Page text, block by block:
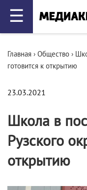
☰
Главная › Общество ›
готовится к открытию
23.03.2021
Школа в
Рузского
открытию